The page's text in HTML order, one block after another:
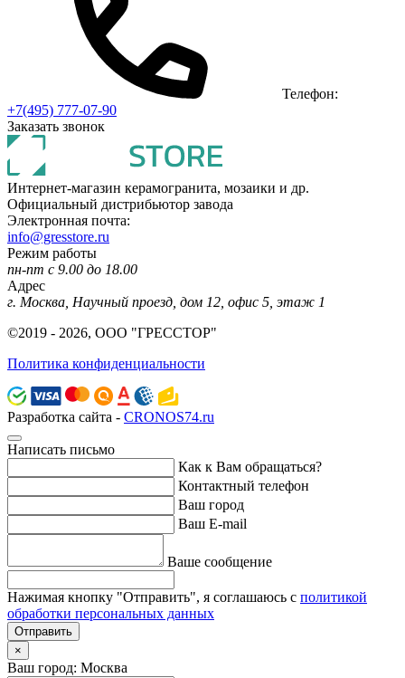
Телефон:
+7(495) 777-07-90
Заказать звонок
Интернет-магазин керамогранита, мозаики и др.
Официальный дистрибьютор завода
Электронная почта:
info@gresstore.ru
Режим работы
пн-пт с 9.00 до 18.00
Адрес
г. Москва, Научный проезд, дом 12, офис 5, этаж 1
©2019 - 2026, ООО "ГРЕССТОР"
Политика конфиденциальности
Разработка сайта - CRONOS74.ru
Написать письмо
Как к Вам обращаться?
Контактный телефон
Ваш город
Ваш E-mail
Ваше сообщение
Нажимая кнопку "Отправить", я соглашаюсь с политикой
обработки персональных данных
Отправить
×
Ваш город: Москва